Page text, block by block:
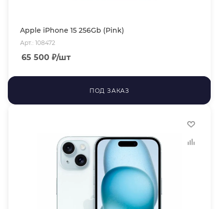
Apple iPhone 15 256Gb (Pink)
Арт.: 108472
65 500 ₽/шт
ПОД ЗАКАЗ